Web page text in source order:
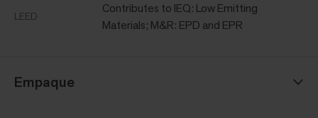
LEED
Contributes to IEQ: Low Emitting
Materials; M&R: EPD and EPR
Empaque